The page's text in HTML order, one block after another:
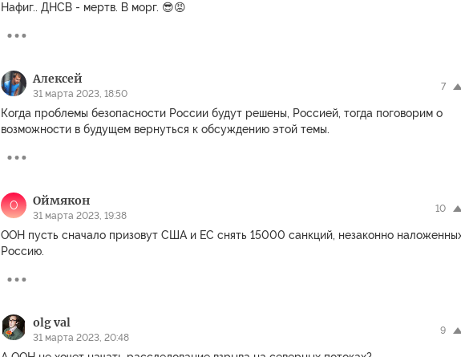
Нафиг.. ДНСВ - мертв. В морг. 😎😡
Алексей
31 марта 2023, 18:50
7
Когда проблемы безопасности России будут решены, Россией, тогда поговорим о
возможности в будущем вернуться к обсуждению этой темы.
О Оймякон
31 марта 2023, 19:38
10
ООН пусть сначало призовут США и ЕС снять 15000 санкций, незаконно
Россию.
olg val
31 марта 2023, 20:48
9